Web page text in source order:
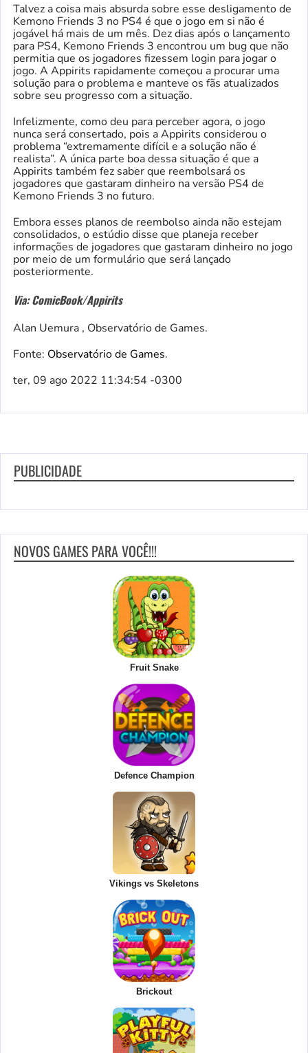
Talvez a coisa mais absurda sobre esse desligamento de
Kemono Friends 3 no PS4 é que o jogo em si não é
jogável há mais de um mês. Dez dias após o lançamento
para PS4, Kemono Friends 3 encontrou um bug que não
permitia que os jogadores fizessem login para jogar o
jogo. A Appirits rapidamente começou a procurar uma
solução para o problema e manteve os fãs atualizados
sobre seu progresso com a situação.
Infelizmente, como deu para perceber agora, o jogo
nunca será consertado, pois a Appirits considerou o
problema “extremamente difícil e a solução não é
realista”. A única parte boa dessa situação é que a
Appirits também fez saber que reembolsará os
jogadores que gastaram dinheiro na versão PS4 de
Kemono Friends 3 no futuro.
Embora esses planos de reembolso ainda não estejam
consolidados, o estúdio disse que planeja receber
informações de jogadores que gastaram dinheiro no jogo
por meio de um formulário que será lançado
posteriormente.
Via: ComicBook/Appirits
Alan Uemura , Observatório de Games.
Fonte: Observatório de Games.
ter, 09 ago 2022 11:34:54 -0300
PUBLICIDADE
NOVOS GAMES PARA VOCÊ!!!
Fruit Snake
Defence Champion
Vikings vs Skeletons
Brickout